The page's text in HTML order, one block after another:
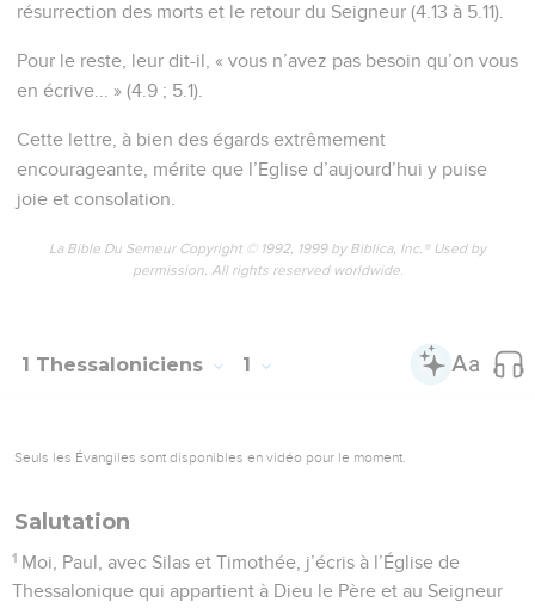
résurrection des morts et le retour du Seigneur (4.13 à 5.11).
Pour le reste, leur dit-il, « vous n’avez pas besoin qu’on vous
en écrive... » (4.9 ; 5.1).
Cette lettre, à bien des égards extrêmement
encourageante, mérite que l’Eglise d’aujourd’hui y puise
joie et consolation.
La Bible Du Semeur Copyright © 1992, 1999 by Biblica, Inc.® Used by
permission. All rights reserved worldwide.
1 Thessaloniciens 1
Seuls les Évangiles sont disponibles en vidéo pour le moment.
Salutation
1 Moi, Paul, avec Silas et Timothée, j’écris à l’Église de
Thessalonique qui appartient à Dieu le Père et au Seigneur